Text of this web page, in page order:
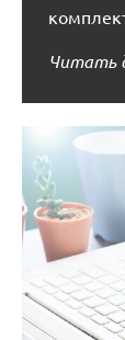
Читать